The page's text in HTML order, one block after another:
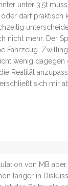
unter 3,5t
darf praktisch
nicht mehr. Der
Fahrzeug.
wenig dagegen
Realität
sich mir
von MB
länger in